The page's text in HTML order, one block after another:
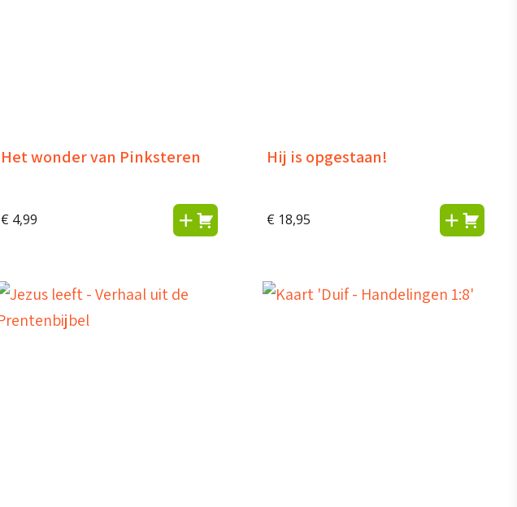
Het wonder van Pinksteren
€ 4,99
Hij is opgestaan!
€ 18,95